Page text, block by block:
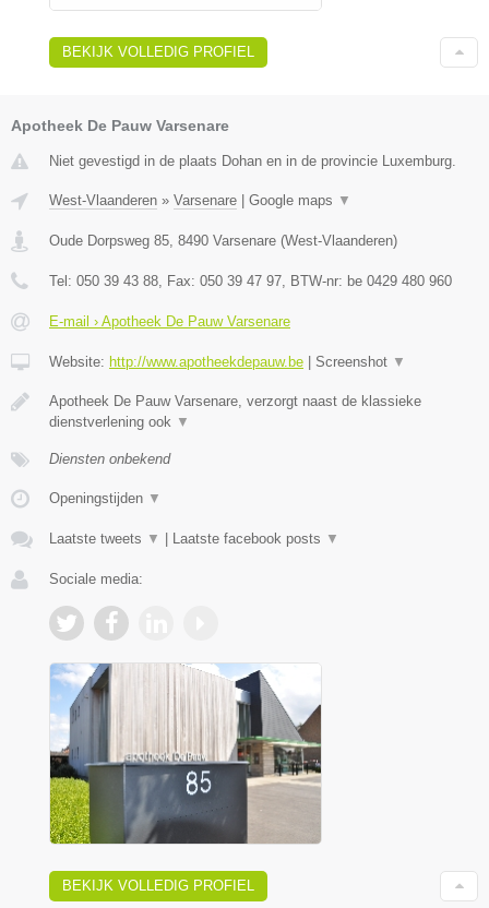
BEKIJK VOLLEDIG PROFIEL
Apotheek De Pauw Varsenare
Niet gevestigd in de plaats Dohan en in de provincie Luxemburg.
West-Vlaanderen » Varsenare Google maps ▼
Oude Dorpsweg 85 8490 Varsenare (West-Vlaanderen)
Tel: 050 39 43 88 , Fax: 050 39 47 97 , BTW-nr: be 0429 480 960
E-mail › Apotheek De Pauw Varsenare
Website: http://www.apotheekdepauw.be Screenshot ▼
Apotheek De Pauw Varsenare, verzorgt naast de klassieke
dienstverlening ook ▼
Diensten onbekend
Openingstijden ▼
Laatste tweets ▼ Laatste facebook posts ▼
Sociale media:
BEKIJK VOLLEDIG PROFIEL